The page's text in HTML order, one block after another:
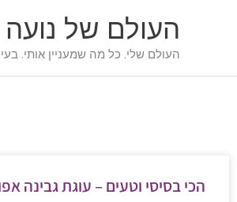
העולם של נועה
העולם שלי. כל מה שמעניין אותי.
הכי בסיסי וטעים – עוגת גבינה